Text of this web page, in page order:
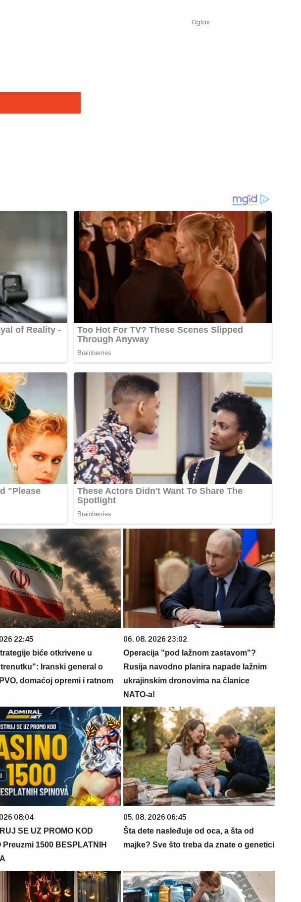
22:45
biće otkrivene u
Iranski general o
domaćoj opremi i ratnom
06. 08. 2026 23:02
Operacija "pod lažnom zastavom"?
Rusija navodno planira napade lažnim
ukrajinskim dronovima na članice
NATO-a!
08:04
SE UZ PROMO KOD
Preuzmi 1500 BESPLATNIH
05. 08. 2026 06:45
Šta dete nasleđuje od oca, a šta od
majke? Sve što treba da znate o genetici